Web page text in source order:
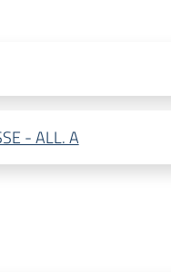
- ALL. A